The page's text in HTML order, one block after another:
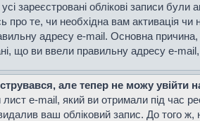
зареєстровані облікові записи
про те, чи необхідна вам активація
адресу e-mail. Основна причина,
що ви ввели правильну адресу e-
але тепер не можу увійти
e-mail, який ви отримали під час
ваш обліковий запис. До того ж,